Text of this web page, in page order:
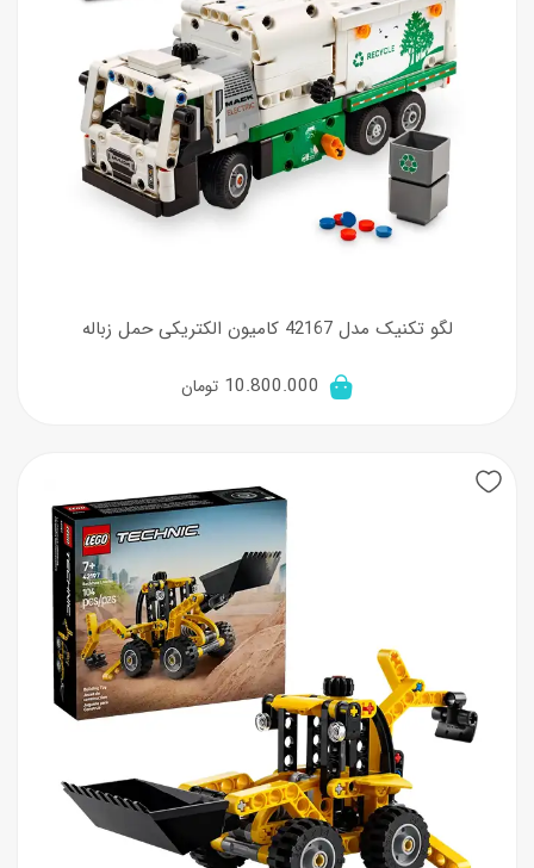
لگو تکنیک مدل 42167 کامیون الکتریکی حمل زباله
10.800.000 تومان